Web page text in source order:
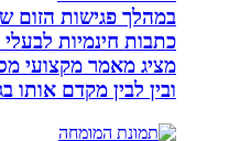
במהלך פגישות הזום של
כתבות חינמיות לבעלי
מציג מאמר מקצועי
ובין לבין מקדם אותו בגוגל